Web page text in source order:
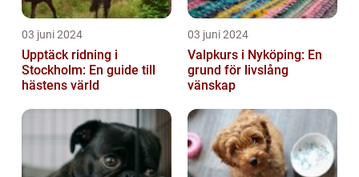
03 juni 2024
Upptäck ridning i
Stockholm: En guide till
hästens värld
03 juni 2024
Valpkurs i Nyköping: En
grund för livslång
vänskap